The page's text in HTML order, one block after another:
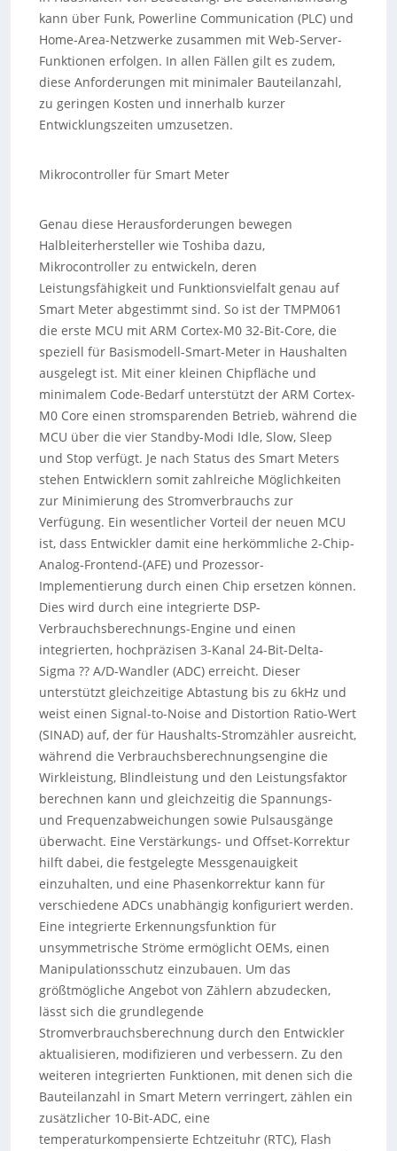
kann über Funk, Powerline Communication (PLC) und
Home-Area-Netzwerke zusammen mit Web-Server-
Funktionen erfolgen. In allen Fällen gilt es zudem,
diese Anforderungen mit minimaler Bauteilanzahl,
zu geringen Kosten und innerhalb kurzer
Entwicklungszeiten umzusetzen.
Mikrocontroller für Smart Meter
Genau diese Herausforderungen bewegen
Halbleiterhersteller wie Toshiba dazu,
Mikrocontroller zu entwickeln, deren
Leistungsfähigkeit und Funktionsvielfalt genau auf
Smart Meter abgestimmt sind. So ist der TMPM061
die erste MCU mit ARM Cortex-M0 32-Bit-Core, die
speziell für Basismodell-Smart-Meter in Haushalten
ausgelegt ist. Mit einer kleinen Chipfläche und
minimalem Code-Bedarf unterstützt der ARM Cortex-
M0 Core einen stromsparenden Betrieb, während die
MCU über die vier Standby-Modi Idle, Slow, Sleep
und Stop verfügt. Je nach Status des Smart Meters
stehen Entwicklern somit zahlreiche Möglichkeiten
zur Minimierung des Stromverbrauchs zur
Verfügung. Ein wesentlicher Vorteil der neuen MCU
ist, dass Entwickler damit eine herkömmliche 2-Chip-
Analog-Frontend-(AFE) und Prozessor-
Implementierung durch einen Chip ersetzen können.
Dies wird durch eine integrierte DSP-
Verbrauchsberechnungs-Engine und einen
integrierten, hochpräzisen 3-Kanal 24-Bit-Delta-
Sigma ?? A/D-Wandler (ADC) erreicht. Dieser
unterstützt gleichzeitige Abtastung bis zu 6kHz und
weist einen Signal-to-Noise and Distortion Ratio-Wert
(SINAD) auf, der für Haushalts-Stromzähler ausreicht,
während die Verbrauchsberechnungsengine die
Wirkleistung, Blindleistung und den Leistungsfaktor
berechnen kann und gleichzeitig die Spannungs-
und Frequenzabweichungen sowie Pulsausgänge
überwacht. Eine Verstärkungs- und Offset-Korrektur
hilft dabei, die festgelegte Messgenauigkeit
einzuhalten, und eine Phasenkorrektur kann für
verschiedene ADCs unabhängig konfiguriert werden.
Eine integrierte Erkennungsfunktion für
unsymmetrische Ströme ermöglicht OEMs, einen
Manipulationsschutz einzubauen. Um das
größtmögliche Angebot von Zählern abzudecken,
lässt sich die grundlegende
Stromverbrauchsberechnung durch den Entwickler
aktualisieren, modifizieren und verbessern. Zu den
weiteren integrierten Funktionen, mit denen sich die
Bauteilanzahl in Smart Metern verringert, zählen ein
zusätzlicher 10-Bit-ADC, eine
temperaturkompensierte Echtzeituhr (RTC), Flash